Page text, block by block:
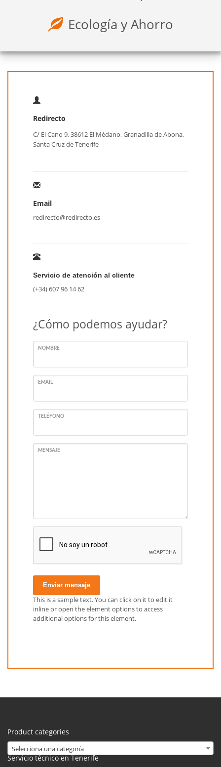
Ecología y Ahorro
Redirecto
C/ El Cano 9, 38612 El Médano, Granadilla de Abona,
Santa Cruz de Tenerife
Email
redirecto@redirecto.es
Servicio de atención al cliente
(+34) 607 96 14 62
¿Cómo podemos ayudar?
NOMBRE
EMAIL
TELÉFONO
MENSAJE
Enviar mensaje
This is a sample text. You can click on it to edit it
inline or open the element options to access
additional options for this element.
Product categories
Selecciona una categoría
Servicio técnico en Tenerife